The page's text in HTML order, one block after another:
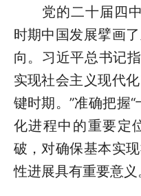
党的二十届四中
时期中国发展擘画
向。习近平总书记
实现社会主义现代
键时期。”准确把握
化进程中的重要定
破，对确保基本实
性进展具有重要意义